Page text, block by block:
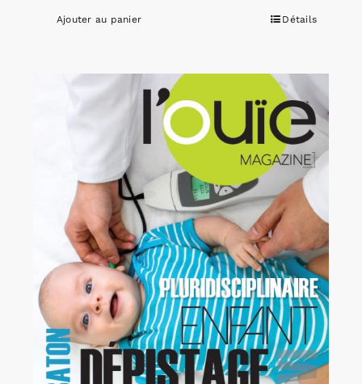
Ajouter au panier Détails